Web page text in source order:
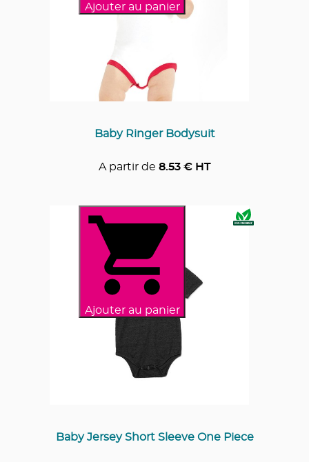
Ajouter au panier
Baby Ringer Bodysuit
A partir de 8.53€ HT
Ajouter au panier
Baby Jersey Short Sleeve One Piece